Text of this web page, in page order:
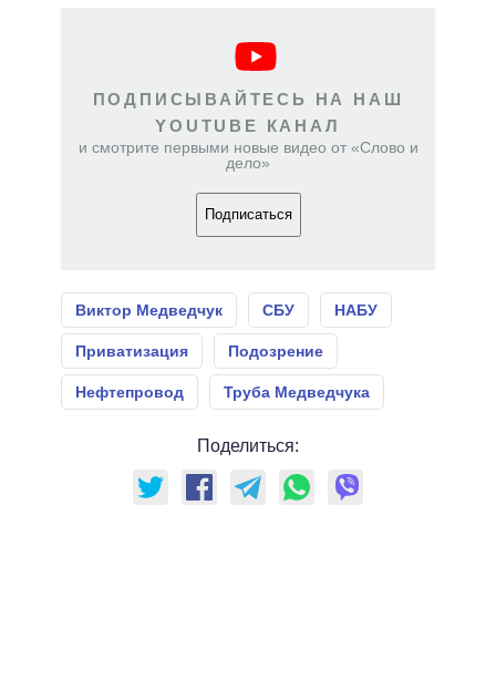
ПОДПИСЫВАЙТЕСЬ НА НАШ
YOUTUBE КАНАЛ
и смотрите первыми новые видео от «Слово и
дело»
Подписаться
Виктор Медведчук СБУ НАБУ
Приватизация Подозрение
Нефтепровод Труба Медведчука
Поделиться: